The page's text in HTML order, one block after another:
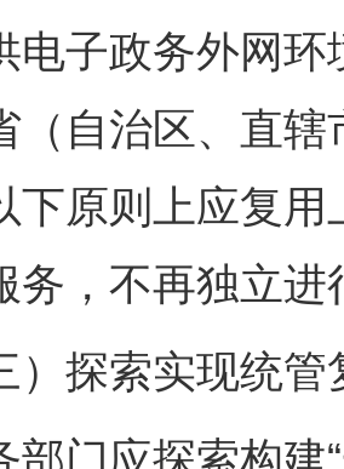
电子政务外网
（自治区、直
下原则上应复
务，不再独立
探索实现统管
应探索构建“